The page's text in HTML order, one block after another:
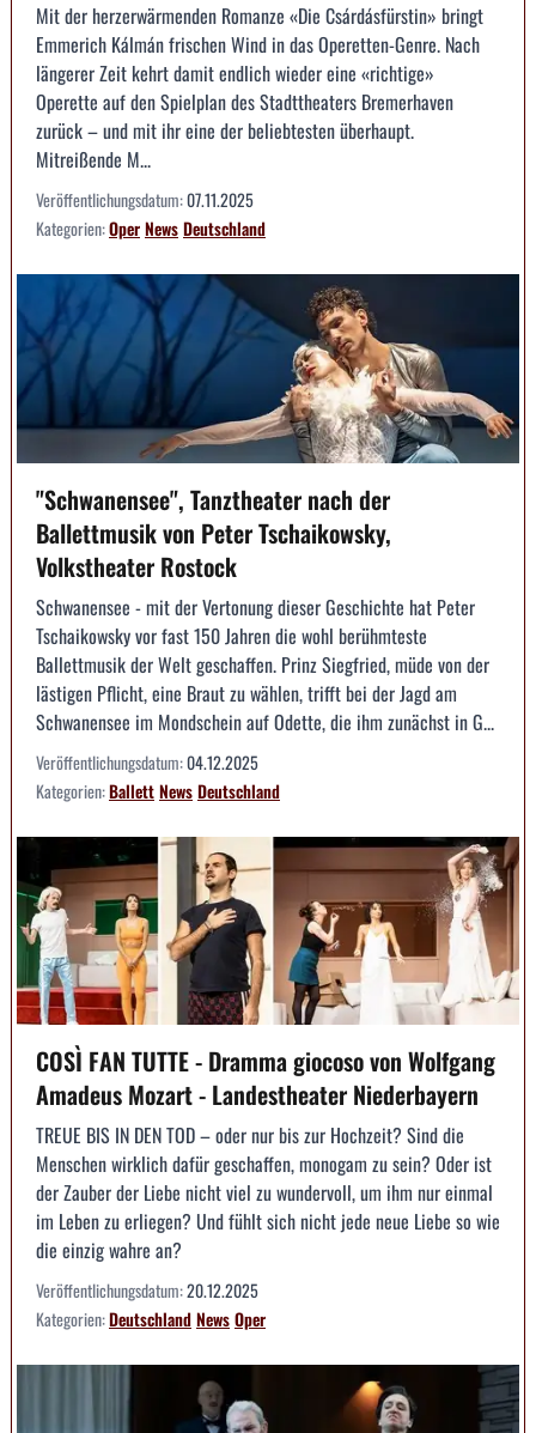
Mit der herzerwärmenden Romanze «Die Csárdásfürstin» bringt
Emmerich Kálmán frischen Wind in das Operetten-Genre. Nach
längerer Zeit kehrt damit endlich wieder eine «richtige»
Operette auf den Spielplan des Stadttheaters Bremerhaven
zurück – und mit ihr eine der beliebtesten überhaupt.
Mitreißende M...
Veröffentlichungsdatum:07.11.2025
Kategorien:OperNewsDeutschland
"Schwanensee", Tanztheater nach der
Ballettmusik von Peter Tschaikowsky,
Volkstheater Rostock
Schwanensee - mit der Vertonung dieser Geschichte hat Peter
Tschaikowsky vor fast 150 Jahren die wohl berühmteste
Ballettmusik der Welt geschaffen. Prinz Siegfried, müde von der
lästigen Pflicht, eine Braut zu wählen, trifft bei der Jagd am
Schwanensee im Mondschein auf Odette, die ihm zunächst in G...
Veröffentlichungsdatum:04.12.2025
Kategorien:BallettNewsDeutschland
COSÌ FAN TUTTE - Dramma giocoso von Wolfgang
Amadeus Mozart - Landestheater Niederbayern
TREUE BIS IN DEN TOD – oder nur bis zur Hochzeit? Sind die
Menschen wirklich dafür geschaffen, monogam zu sein? Oder ist
der Zauber der Liebe nicht viel zu wundervoll, um ihm nur einmal
im Leben zu erliegen? Und fühlt sich nicht jede neue Liebe so wie
die einzig wahre an?
Veröffentlichungsdatum:20.12.2025
Kategorien:DeutschlandNewsOper